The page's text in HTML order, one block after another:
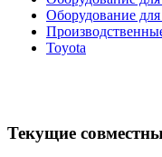
Оборудование
Toyota
Текущие